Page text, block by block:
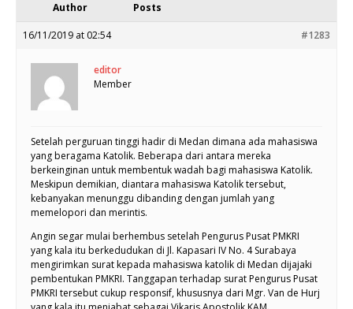
Author Posts
16/11/2019 at 02:54 #1283
editor
Member
Setelah perguruan tinggi hadir di Medan dimana ada mahasiswa
yang beragama Katolik. Beberapa dari antara mereka
berkeinginan untuk membentuk wadah bagi mahasiswa Katolik.
Meskipun demikian, diantara mahasiswa Katolik tersebut,
kebanyakan menunggu dibanding dengan jumlah yang
memelopori dan merintis.
Angin segar mulai berhembus setelah Pengurus Pusat PMKRI
yang kala itu berkedudukan di Jl. Kapasari IV No. 4 Surabaya
mengirimkan surat kepada mahasiswa katolik di Medan dijajaki
pembentukan PMKRI. Tanggapan terhadap surat Pengurus Pusat
PMKRI tersebut cukup responsif, khususnya dari Mgr. Van de Hurj